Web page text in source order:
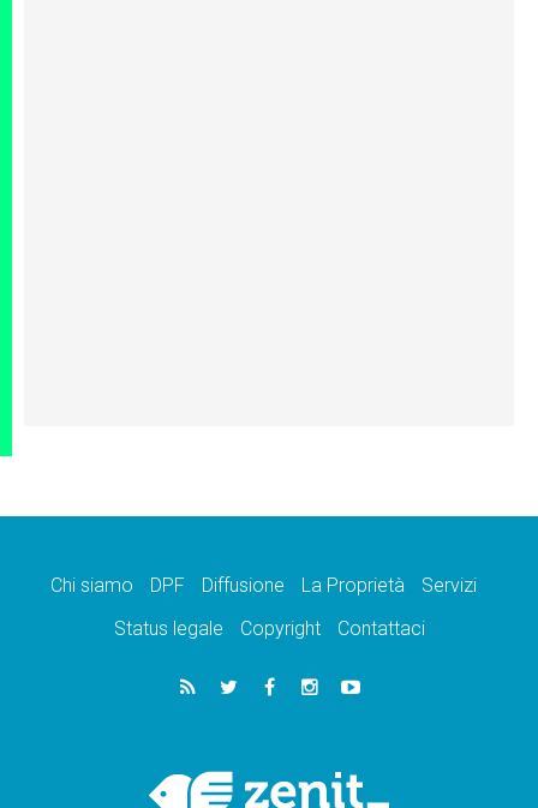
Chi siamo DPF Diffusione La Proprietà
Servizi
Status legale
Copyright Contattaci